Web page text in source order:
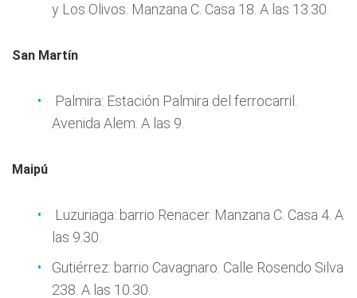
y Los Olivos. Manzana C. Casa 18. A las 13.30.
San Martín
Palmira: Estación Palmira del ferrocarril.
Avenida Alem. A las 9.
Maipú
Luzuriaga: barrio Renacer. Manzana C. Casa 4. A
las 9.30.
Gutiérrez: barrio Cavagnaro. Calle Rosendo Silva
238. A las 10.30.